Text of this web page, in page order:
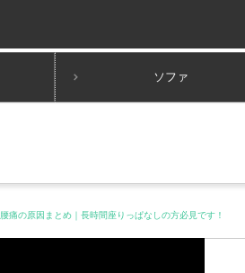
ソファ
腰痛の原因まとめ｜長時間座りっぱなしの方必見です！